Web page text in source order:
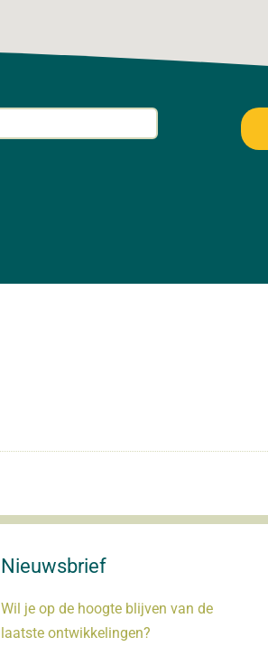
Nieuwsbrief
Wil je op de hoogte blijven van de
laatste ontwikkelingen?